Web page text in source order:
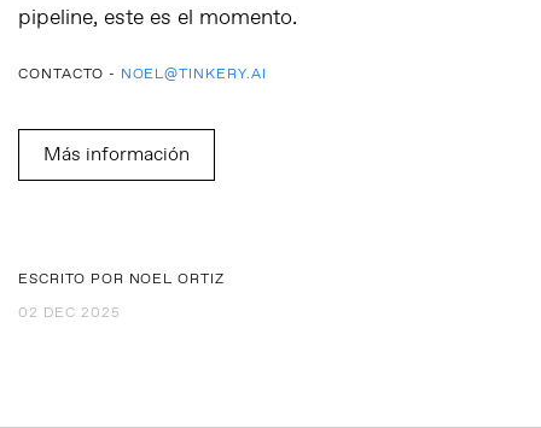
pipeline, este es el momento.
CONTACTO - NOEL@TINKERY.AI
Más información
ESCRITO POR NOEL ORTIZ
02 DEC 2025